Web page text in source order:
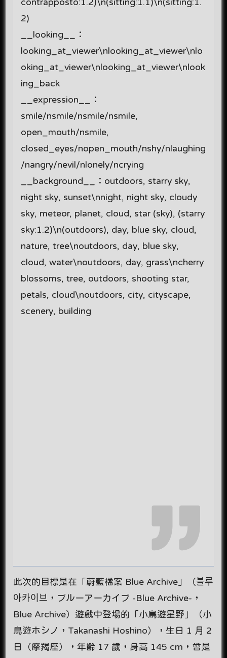
contrapposto:1.2)\n(sitting:1.1)\n(sitting:1.
2)
__looking__：
looking_at_viewer\nlooking_at_viewer\nlo
oking_at_viewer\nlooking_at_viewer\nlook
ing_back
__expression__：
smile/nsmile/nsmile/nsmile,
open_mouth/nsmile,
closed_eyes/nopen_mouth/nshy/nlaughing
/nangry/nevil/nlonely/ncrying
__background__：outdoors, starry sky,
night sky, sunset\nnight, night sky, cloudy
sky, meteor, planet, cloud, star (sky), (starry
sky:1.2)\n(outdoors), day, blue sky, cloud,
nature, tree\noutdoors, day, blue sky,
cloud, water\noutdoors, day, grass\ncherry
blossoms, tree, outdoors, shooting star,
petals, cloud\noutdoors, city, cityscape,
scenery, building
此次的目標是在「蔚藍檔案 Blue Archive」（블루
아카이브，ブルーアーカイブ -Blue Archive-，
Blue Archive）遊戲中登場的「小鳥遊星野」（小
鳥遊ホシノ，Takanashi Hoshino），生日 1 月 2
日（摩羯座），年齡 17 歲，身高 145 cm，曾是